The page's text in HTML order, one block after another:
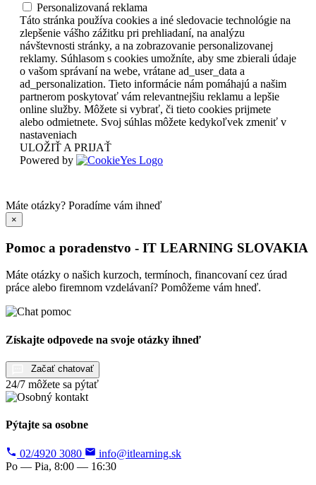
Personalizovaná reklama
Táto stránka používa cookies a iné sledovacie technológie na
zlepšenie vášho zážitku pri prehliadaní, na analýzu
návštevnosti stránky, a na zobrazovanie personalizovanej
reklamy. Súhlasom s cookies umožníte, aby sme zbierali údaje
o vašom správaní na webe, vrátane ad_user_data a
ad_personalization. Tieto informácie nám pomáhajú a našim
partnerom poskytovať vám relevantnejšiu reklamu a lepšie
online služby. Môžete si vybrať, či tieto cookies prijmete
alebo odmietnete. Svoj súhlas môžete kedykoľvek zmeniť v
nastaveniach
ULOŽIŤ A PRIJAŤ
Powered by
Máte otázky? Poradíme vám ihneď
×
Pomoc a poradenstvo - IT LEARNING SLOVAKIA
Máte otázky o našich kurzoch, termínoch, financovaní cez úrad
práce alebo firemnom vzdelávaní? Pomôžeme vám hneď.
Získajte odpovede na svoje otázky ihneď
Začať chatovať
24/7 môžete sa pýtať
Pýtajte sa osobne
02/4920 3080
info@itlearning.sk
Po — Pia, 8:00 — 16:30